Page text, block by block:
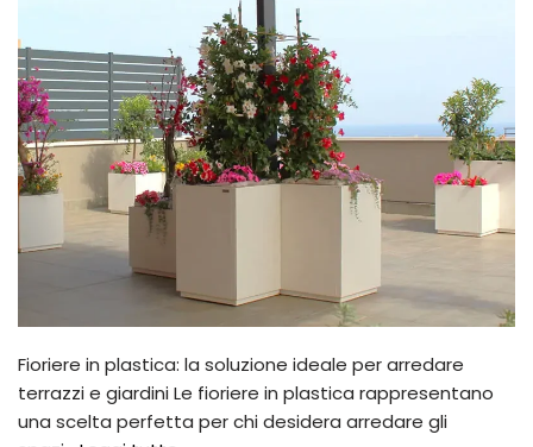
Fioriere in plastica: la soluzione ideale per arredare
terrazzi e giardini Le fioriere in plastica rappresentano
una scelta perfetta per chi desidera arredare gli